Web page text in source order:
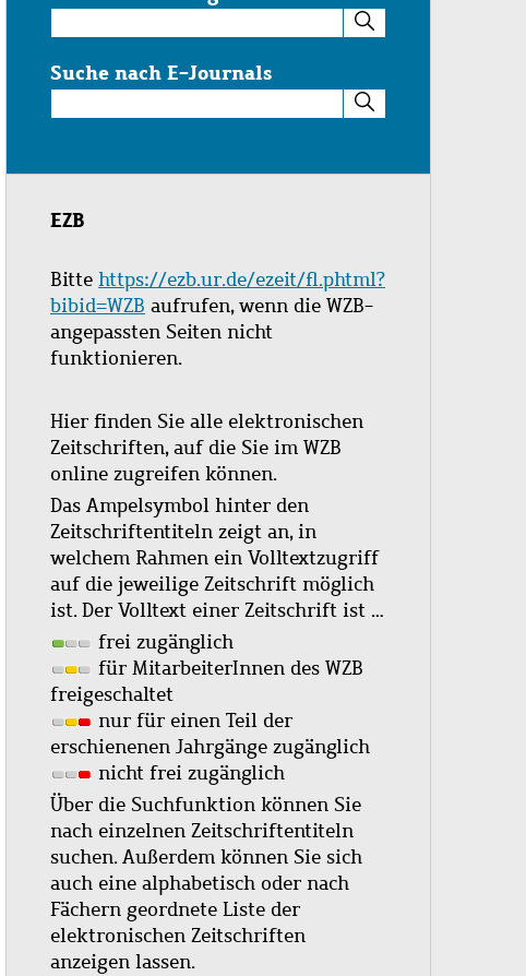
im
Katalog
Suche nach E-Journals
nach
Journals
EZB
Bitte https://ezb.ur.de/ezeit/fl.phtml?
bibid=WZB aufrufen, wenn die WZB-
angepassten Seiten nicht
funktionieren.
Hier finden Sie alle elektronischen
Zeitschriften, auf die Sie im WZB
online zugreifen können.
Das Ampelsymbol hinter den
Zeitschriftentiteln zeigt an, in
welchem Rahmen ein Volltextzugriff
auf die jeweilige Zeitschrift möglich
ist. Der Volltext einer Zeitschrift ist …
frei zugänglich
für MitarbeiterInnen des WZB
freigeschaltet
nur für einen Teil der
erschienenen Jahrgänge zugänglich
nicht frei zugänglich
Über die Suchfunktion können Sie
nach einzelnen Zeitschriftentiteln
suchen. Außerdem können Sie sich
auch eine alphabetisch oder nach
Fächern geordnete Liste der
elektronischen Zeitschriften
anzeigen lassen.